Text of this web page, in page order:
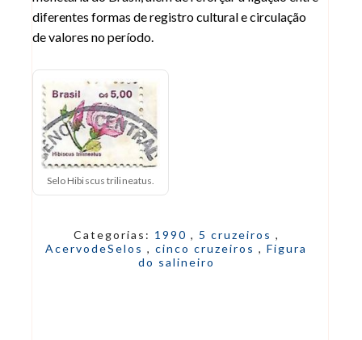
diferentes formas de registro cultural e circulação
de valores no período.
Selo Hibiscus trilineatus.
Categorias: 1990 , 5 cruzeiros ,
AcervodeSelos , cinco cruzeiros , Figura
do salineiro